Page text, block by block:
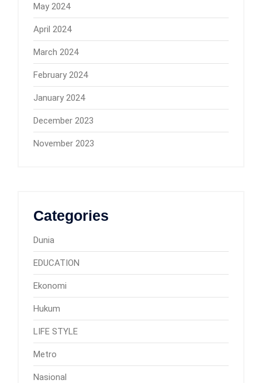
May 2024
April 2024
March 2024
February 2024
January 2024
December 2023
November 2023
Categories
Dunia
EDUCATION
Ekonomi
Hukum
LIFE STYLE
Metro
Nasional